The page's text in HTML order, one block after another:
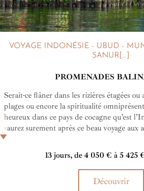
VOYAGE INDONÉSIE - UBUD -
SANUR[...]
PROMENADES
Serait-ce flâner dans les rizières étagées
plages ou encore la spiritualité
heureux dans ce pays de cocagne qu’est
saurez surement après ce beau voyage
les balades vous feront pénétrer au cœur de
13 jours, de 4 050 € à 5 425
Découvrir